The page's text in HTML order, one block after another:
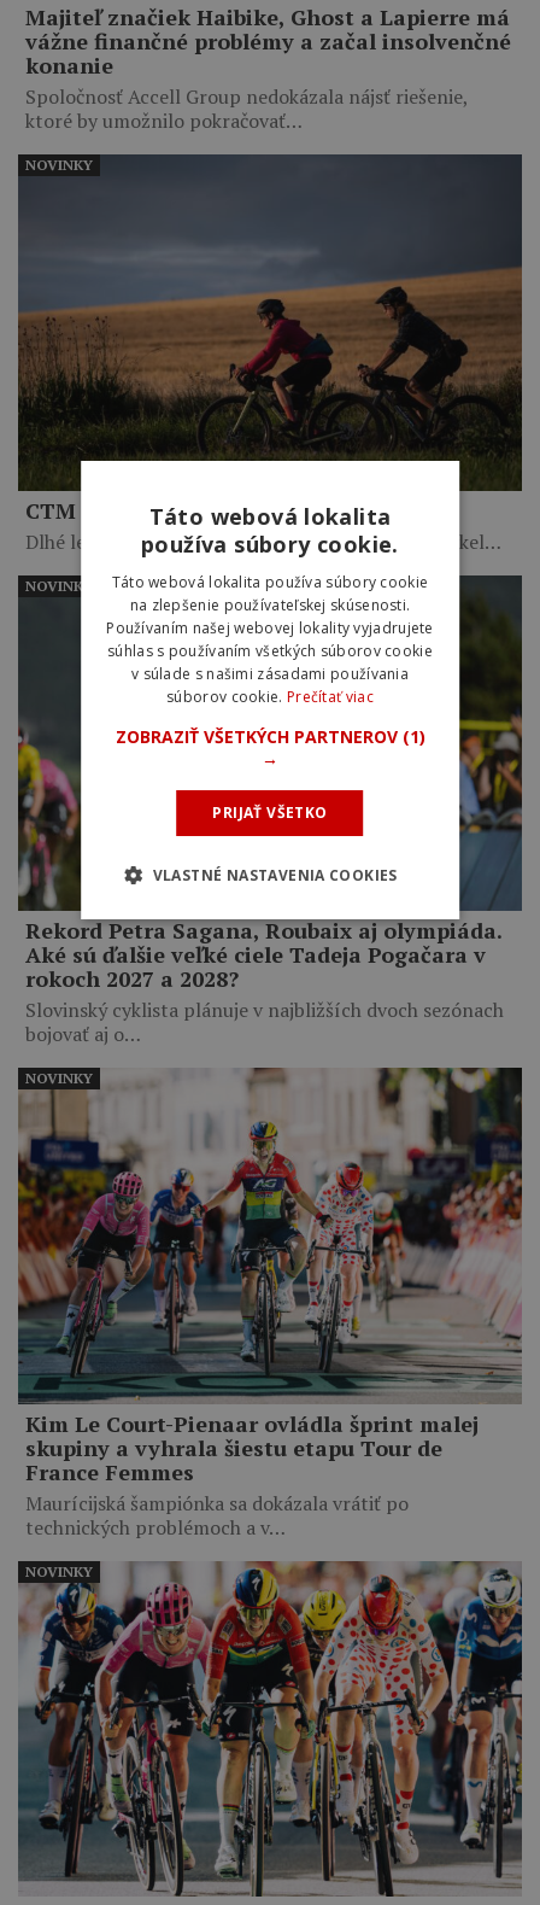
Majiteľ značiek Haibike, Ghost a Lapierre má
vážne finančné problémy a začal insolvenčné
konanie
Spoločnosť Accell Group nedokázala nájsť riešenie,
ktoré by umožnilo pokračovať…
CTM tašky – čas zbaliť sa a vyraziť
Dlhé letné dni a teplé večery lákajú vyraziť na bicykel…
NOVINKY
Rekord Petra Sagana, Roubaix aj olympiáda.
Aké sú ďalšie veľké ciele Tadeja Pogačara v
rokoch 2027 a 2028?
Slovinský cyklista plánuje v najbližších dvoch sezónach
bojovať aj o…
NOVINKY
Kim Le Court-Pienaar ovládla šprint malej
skupiny a vyhrala šiestu etapu Tour de
France Femmes
Maurícijská šampiónka sa dokázala vrátiť po
technických problémoch a v…
NOVINKY
NOVINKY
Táto webová lokalita
používa súbory cookie.
Táto webová lokalita používa súbory cookie
na zlepšenie používateľskej skúsenosti.
Používaním našej webovej lokality vyjadrujete
súhlas s používaním všetkých súborov cookie
v súlade s našimi zásadami používania
súborov cookie. Prečítať viac
ZOBRAZIŤ VŠETKÝCH PARTNEROV (1)
→
PRIJAŤ VŠETKO
VLASTNÉ NASTAVENIA COOKIES